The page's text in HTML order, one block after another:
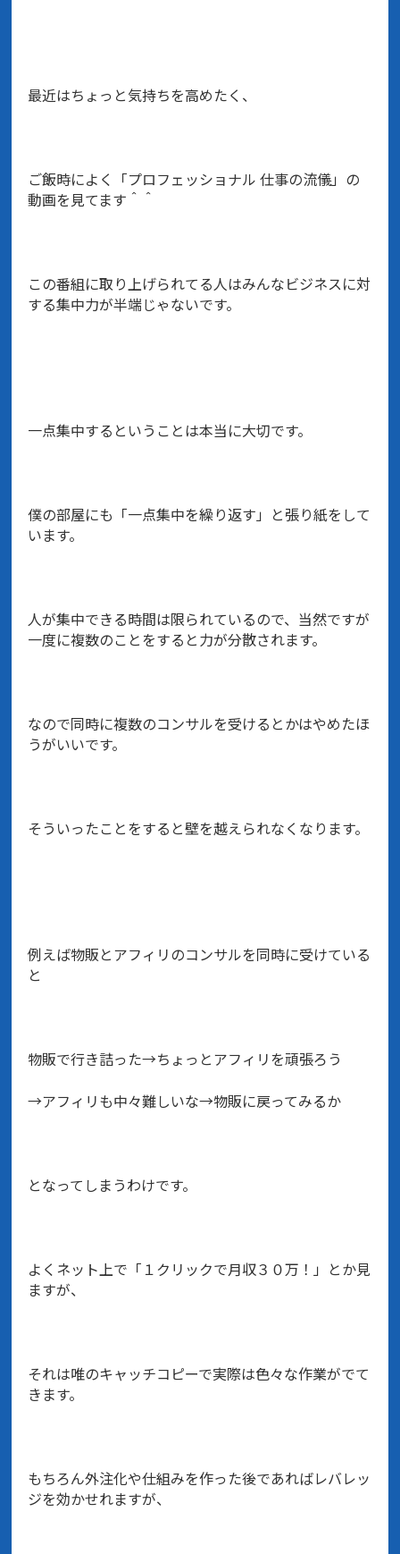
最近はちょっと気持ちを高めたく、
ご飯時によく「プロフェッショナル 仕事の流儀」の
動画を見てます＾＾
この番組に取り上げられてる人はみんなビジネスに対
する集中力が半端じゃないです。
一点集中するということは本当に大切です。
僕の部屋にも「一点集中を繰り返す」と張り紙をして
います。
人が集中できる時間は限られているので、当然ですが
一度に複数のことをすると力が分散されます。
なので同時に複数のコンサルを受けるとかはやめたほ
うがいいです。
そういったことをすると壁を越えられなくなります。
例えば物販とアフィリのコンサルを同時に受けている
と
物販で行き詰った→ちょっとアフィリを頑張ろう
→アフィリも中々難しいな→物販に戻ってみるか
となってしまうわけです。
よくネット上で「１クリックで月収３０万！」とか見
ますが、
それは唯のキャッチコピーで実際は色々な作業がでて
きます。
もちろん外注化や仕組みを作った後であればレバレッ
ジを効かせれますが、